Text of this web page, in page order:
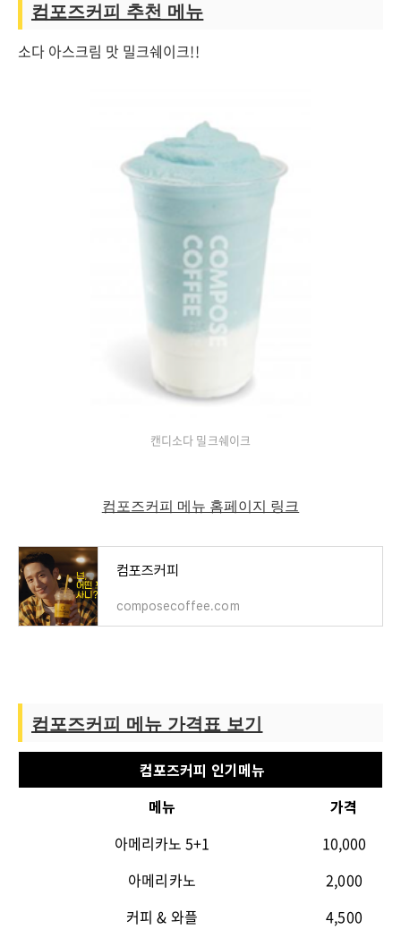
컴포즈커피 추천 메뉴
소다 아스크림 맛 밀크쉐이크!!
캔디소다 밀크쉐이크
컴포즈커피 메뉴 홈페이지 링크
컴포즈커피
composecoffee.com
컴포즈커피 메뉴 가격표 보기
컴포즈커피 인기메뉴
메뉴
가격
아메리카노 5+1
10,000
아메리카노
2,000
커피 & 와플 4,500